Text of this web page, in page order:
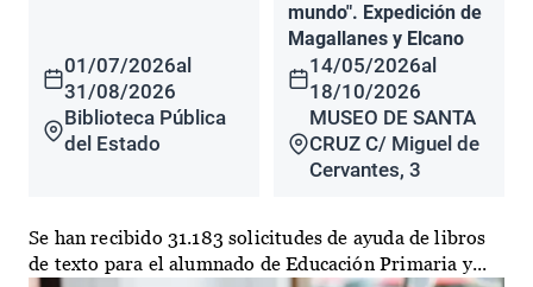
01/07/2026al
31/08/2026
Biblioteca Pública
del Estado
mundo". Expedición de
Magallanes y Elcano
14/05/2026al
18/10/2026
MUSEO DE SANTA
CRUZ C/ Miguel de
Cervantes, 3
Se han recibido 31.183 solicitudes de ayuda de libros
de texto para el alumnado de Educación Primaria y...